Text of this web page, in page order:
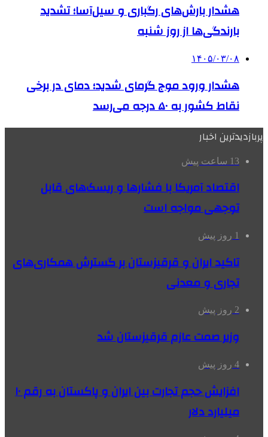
هشدار بارش‌های رگباری و سیل‌آسا؛ تشدید
بارندگی‌ها از روز شنبه
۱۴۰۵/۰۳/۰۸
هشدار ورود موج گرمای شدید؛ دمای در برخی
نقاط کشور به ۵۰ درجه می‌رسد
پربازدیدترین اخبار
13 ساعت پیش
اقتصاد آمریکا با فشارها و ریسک‌های قابل
توجهی مواجه است
1 روز پیش
تاکید ایران و قرقیزستان بر گسترش همکاری‌های
تجاری و معدنی
2 روز پیش
وزیر صمت عازم قرقیزستان شد
4 روز پیش
افزایش حجم تجارت بین ایران و پاکستان به رقم ۱۰
میلیارد دلار